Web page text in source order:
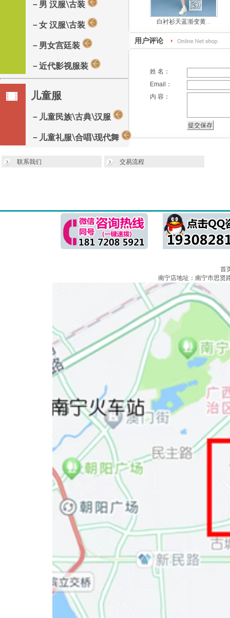
－男 汉服\古装
－女 汉服\古装
－男女宫廷装
－近代影视服装
儿童服
－儿童民族\古典\汉服
－儿童礼服\合唱\现代舞
白衬衫天蓝渐变黄...
用户评论
姓 名：
Email：
内 容：
联系我们 交易流程
首
南宁店地址：南宁市思贤